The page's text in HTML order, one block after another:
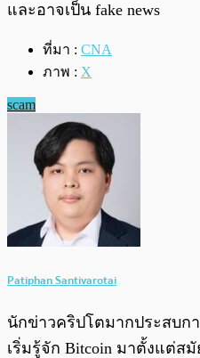
และอาจเป็น fake news
ที่มา : CNA
ภาพ : X
scam
Patiphan Santivarotai
นักข่าวคริปโตมากประสบก
เริ่มรู้จัก Bitcoin มาตั้งแต่สมั